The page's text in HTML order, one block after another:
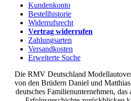
Kundenkonto
Bestellhistorie
Widerrufsrecht
Vertrag widerrufen
Zahlungsarten
Versandkosten
Erweiterte Suche
Die RMV Deutschland
von den Brüdern Daniel und
deutsches Familienunternehmen, das